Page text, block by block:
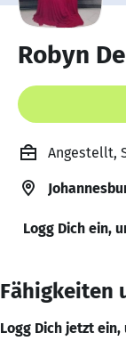
Robyn
Angestellt,
Logg Dich ein,
Fähigkeiten
Logg Dich jetzt